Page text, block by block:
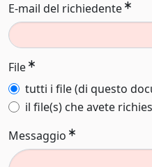
E-mail del richiedente
File
tutti i file (di questo
il file(s) che avete
Messaggio